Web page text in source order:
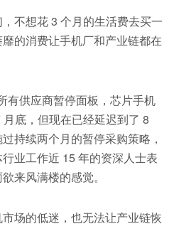
不想花 3 个月的生活费去买一
的消费让手机厂和产业链都在
有供应商暂停面板，芯片手机
底，但现在已经延迟到了 8
持续两个月的暂停采购策略，
业工作近 15 年的资深人士表
来风满楼的感觉。
场的低迷，也无法让产业链恢